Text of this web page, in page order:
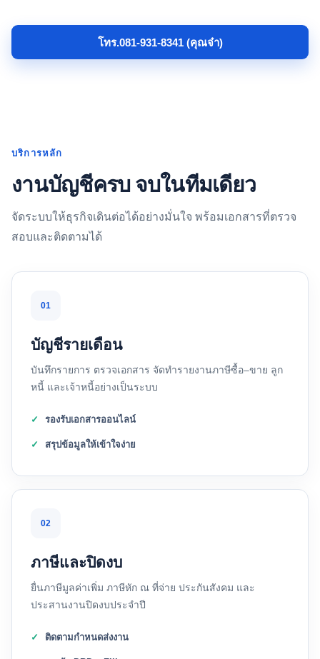
โทร.081-931-8341 (คุณจ๋า)
บริการหลัก
งานบัญชีครบ จบในทีมเดียว
จัดระบบให้ธุรกิจเดินต่อได้อย่างมั่นใจ พร้อมเอกสารที่ตรวจ
สอบและติดตามได้
01
บัญชีรายเดือน
บันทึกรายการ ตรวจเอกสาร จัดทำรายงานภาษีซื้อ–ขาย ลูก
หนี้ และเจ้าหนี้อย่างเป็นระบบ
รองรับเอกสารออนไลน์
สรุปข้อมูลให้เข้าใจง่าย
02
ภาษีและปิดงบ
ยื่นภาษีมูลค่าเพิ่ม ภาษีหัก ณ ที่จ่าย ประกันสังคม และ
ประสานงานปิดงบประจำปี
ติดตามกำหนดส่งงาน